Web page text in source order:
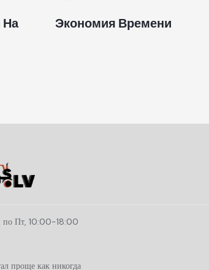
На
Экономия Времени
по Пт, 10:00-18:00
проще как никогда